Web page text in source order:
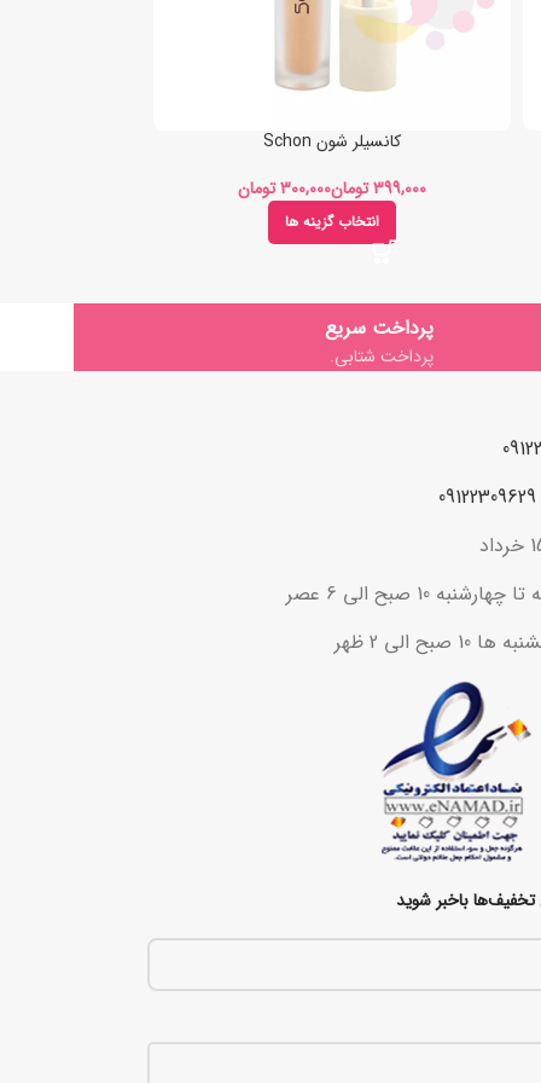
کانسیلر شون Schon
تومان
تومان
انتخاب گزینه ها
پرداخت سریع
پرداخت شتابی.
10 صبح الی 6 عصر
الی 2 ظهر
باخبر شوید